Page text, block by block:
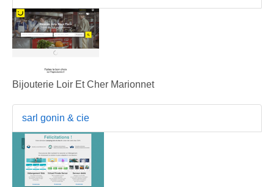
Bijouterie Loir Et Cher Marionnet
sarl gonin & cie